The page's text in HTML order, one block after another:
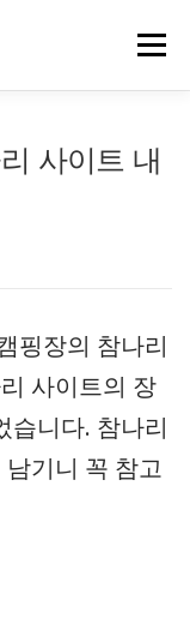
메뉴
사이트 내
핑장의 참나리
사이트의 장
습니다. 참나리
기니 꼭 참고